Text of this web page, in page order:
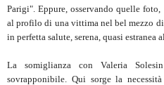
Parigi". Eppure, osservando quelle
al profilo di una vittima nel bel mezzo di
in perfetta salute, serena, quasi estranea
La somiglianza con Valeria
sovrapponibile. Qui sorge la